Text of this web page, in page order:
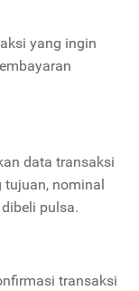
yang ingin
data transaksi
tujuan, nominal
pulsa.
transaksi